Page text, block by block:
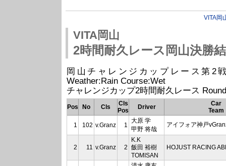
VITA岡
VITA岡山
2時間耐久レース岡山決勝
岡山チャレンジカップレース第2戦
Weather:Rain Course:Wet
チャレンジカップ2時間耐久レース
Pos No Cls
Cls
Pos
Driver
Car
Team
1 102 v.Granz 1
大原 学
甲野 将哉
アイフォア神戸
2 11 v.Granz 2
K.K
飯田 裕樹
TOMISAN
HOJUST RACING